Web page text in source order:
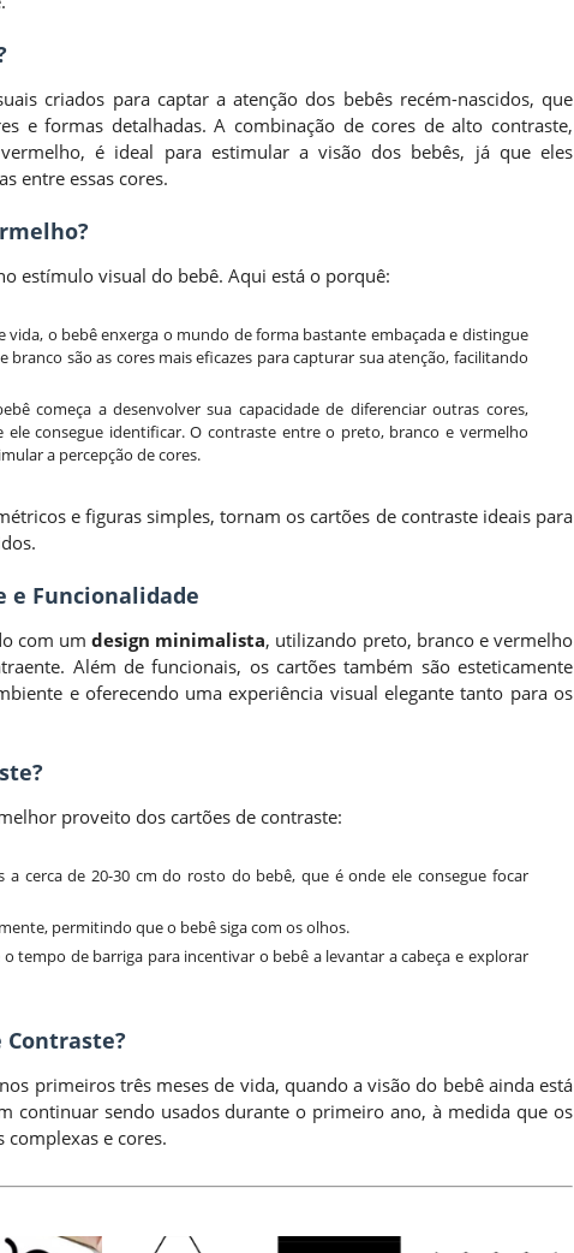
criados para captar a atenção dos bebês recém-nascidos, que
e formas detalhadas. A combinação de cores de alto contraste,
é ideal para estimular a visão dos bebês, já que eles
entre essas cores.
estímulo visual do bebê. Aqui está o porquê:
vida, o bebê enxerga o mundo de forma bastante embaçada e distingue
são as cores mais eficazes para capturar sua atenção, facilitando
começa a desenvolver sua capacidade de diferenciar outras cores,
consegue identificar. O contraste entre o preto, branco e vermelho
a percepção de cores.
e figuras simples, tornam os cartões de contraste ideais para
e Funcionalidade
com umdesign minimalista, utilizando preto, branco e vermelho
Além de funcionais, os cartões também são esteticamente
e oferecendo uma experiência visual elegante tanto para os
proveito dos cartões de contraste:
a cerca de 20-30 cm do rosto do bebê, que é onde ele consegue focar
permitindo que o bebê siga com os olhos.
tempo de barriga para incentivar o bebê a levantar a cabeça e explorar
primeiros três meses de vida, quando a visão do bebê ainda está
continuar sendo usados durante o primeiro ano, à medida que os
complexas e cores.